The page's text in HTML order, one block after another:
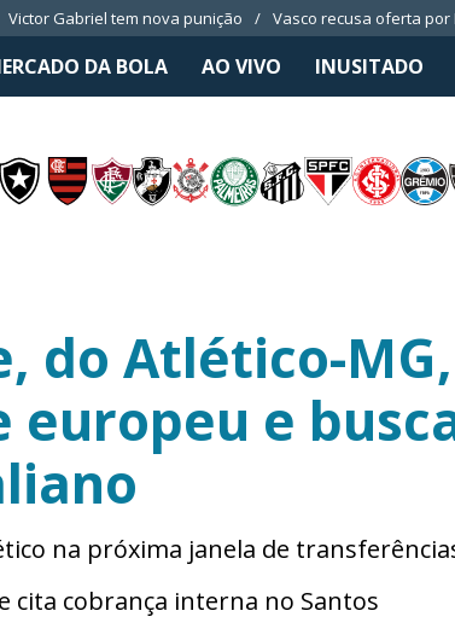
Victor Gabriel tem nova punição Vasco recusa oferta por
DA BOLA AO VIVO INUSITADO
do Atlético-MG,
e
na próxima janela de
cita cobrança interna no Santos